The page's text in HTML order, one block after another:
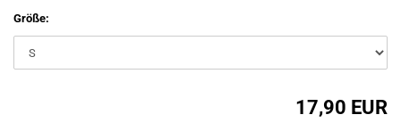
Größe:
17,90 EUR